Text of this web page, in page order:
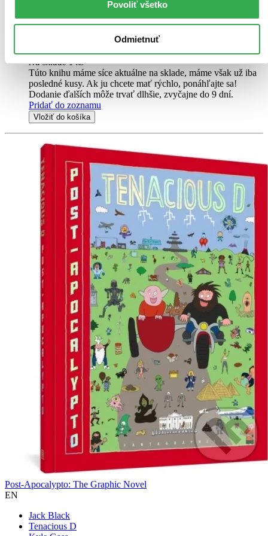
Povoliť všetko
Odmietnuť
Black (1871-1932), patrně jde o pseudonym, napsal ve dvacátých
letech minulého století knihu Nemáte šanci (You Can't Win...
brožovaná väzba
18,80 €
Na sklade 1 ks
Túto knihu máme síce aktuálne na sklade, máme však už iba
posledné kusy. Ak ju chcete mať rýchlo, ponáhľajte sa!
Dodanie ďalších môže trvať dlhšie, zvyčajne do 9 dní.
Pridať do zoznamu
Vložiť do košíka
Post-Apocalypto: The Graphic Novel
EN
Jack Black
Tenacious D